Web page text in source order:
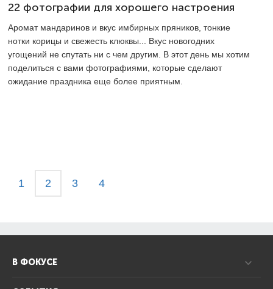
22 фотографии для хорошего настроения
Аромат мандаринов и вкус имбирных пряников, тонкие
нотки корицы и свежесть клюквы... Вкус новогодних
угощений не спутать ни с чем другим. В этот день мы хотим
поделиться с вами фотографиями, которые сделают
ожидание праздника еще более приятным.
1 2 3 4
В ФОКУСЕ